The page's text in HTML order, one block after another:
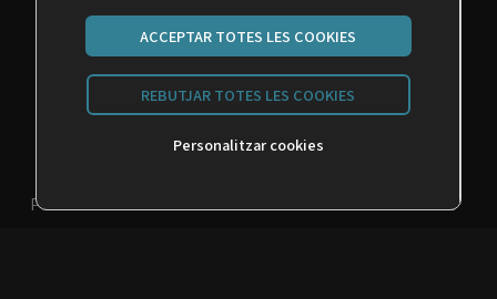
Carrer Malats, 27 | 08030 Barcelona
seime@seime.cat
Telèfon: 933 426 810
POLÍTICA DE PRIVACITAT
POLÍTICA DE COOKIES
ACCEPTAR TOTES LES COOKIES
REBUTJAR TOTES LES COOKIES
Personalitzar cookies